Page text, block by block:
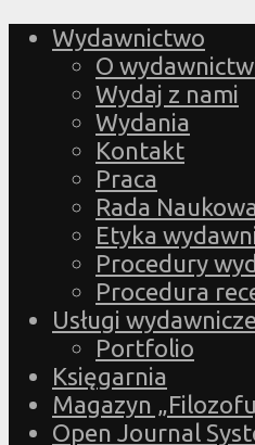
Wydawnictwo
O
Wydaj z nami
Wydania
Kontakt
Praca
Rada
Etyka
Procedury
Procedura
Usługi wydawnicze
Portfolio
Księgarnia
Magazyn
Open Journal